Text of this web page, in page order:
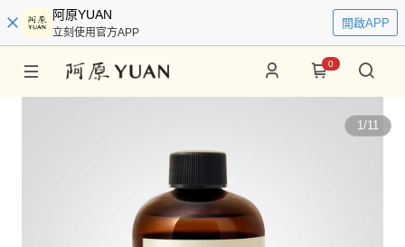
阿原YUAN
立刻使用官方APP
開啟APP
0
1/11